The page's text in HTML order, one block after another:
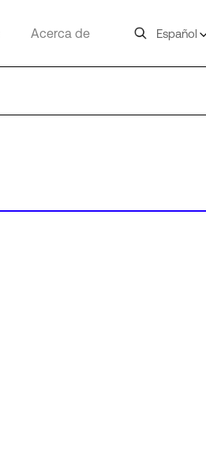
Acerca de Español